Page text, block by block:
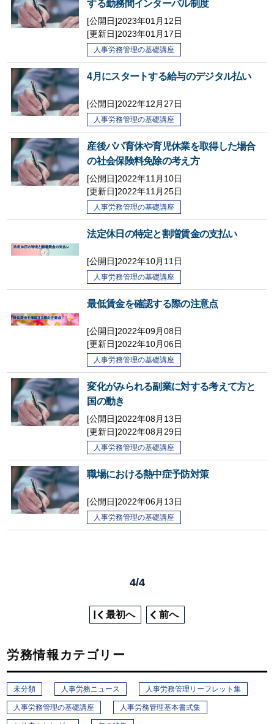
する勤務間インターバル制度
[公開日]2023年01月12日
[更新日]2023年01月17日
人事労務管理の基礎講座
4月にスタートする給与のデジタル払い
[公開日]2022年12月27日
人事労務管理の基礎講座
産後パパ育休や育児休業を取得した場合
の社会保険料免除の考え方
[公開日]2022年11月10日
[更新日]2022年11月25日
人事労務管理の基礎講座
法定休日の特定と割増賃金の支払い
[公開日]2022年10月11日
人事労務管理の基礎講座
最低賃金を確認する際の注意点
[公開日]2022年09月08日
[更新日]2022年10月06日
人事労務管理の基礎講座
変化がみられる副業に対する考えて方と
国の動き
[公開日]2022年08月13日
[更新日]2022年08月29日
人事労務管理の基礎講座
職場における熱中症予防対策
[公開日]2022年06月13日
人事労務管理の基礎講座
4/4
最初へ 前へ
労務情報カテゴリー
未分類 人事労務ニュース 人事労務管理リーフレット集
人事労務管理の基礎講座 人事労務管理基本書式集